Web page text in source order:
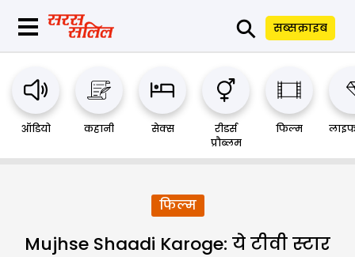
⚲ सब्सक्राइब
ऑडियो कहानी सेक्स
रीडर्स
प्रौब्लम
फिल्म
फिल्म
Mujhse Shaadi Karoge: ये टीवी स्टार